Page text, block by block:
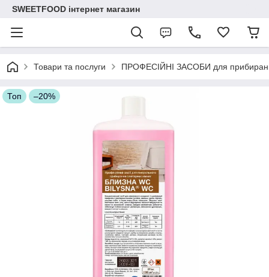
SWEETFOOD інтернет магазин
Товари та послуги ПРОФЕСІЙНІ ЗАСОБИ для
Топ –20%